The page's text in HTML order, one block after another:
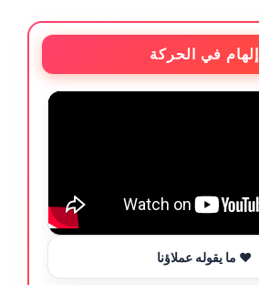
إلهام في الحركة
ما يقوله عملاؤنا ❤️